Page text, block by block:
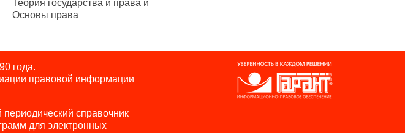
Теория государства и права и
Основы права
года.
правовой информации
справочник
для электронных